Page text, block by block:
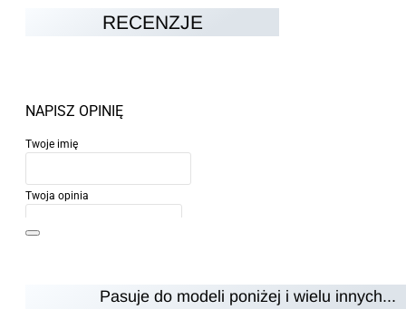
RECENZJE
NAPISZ OPINIĘ
Twoje imię
Twoja opinia
Pasuje do modeli poniżej i wielu innych...